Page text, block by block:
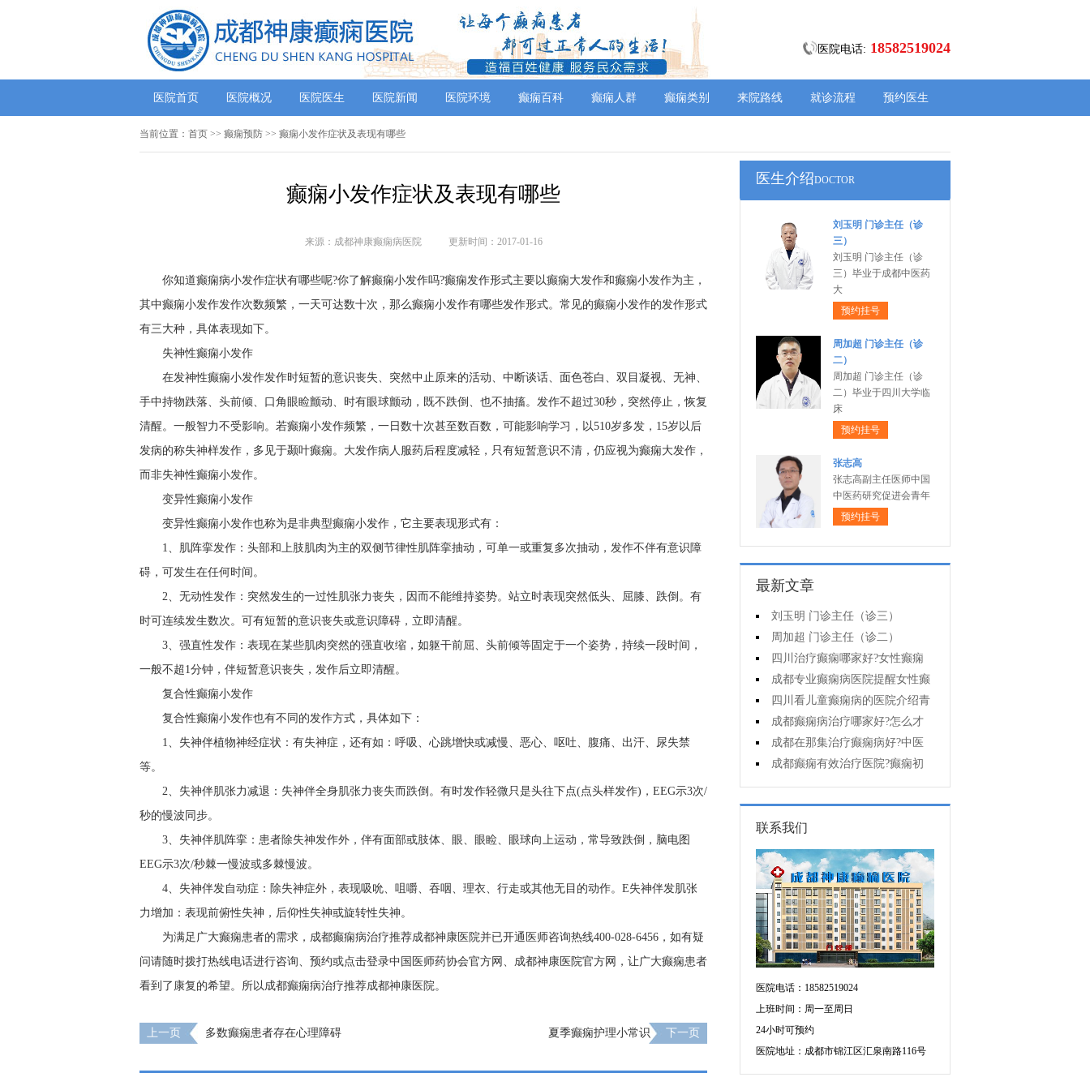
医院电话: 18582519024
医院首页 医院概况 医院医生 医院新闻 医院环境 癫痫百科 癫痫人群 癫痫类别 来院路线 就诊流程 预约医生
当前位置： 首页 >> 癫痫预防 >> 癫痫小发作症状及表现有哪些
癫痫小发作症状及表现有哪些
来源：成都神康癫痫病医院 更新时间：2017-01-16
你知道癫痫病小发作症状有哪些呢?你了解癫痫小发作吗?癫痫发作形式主要以癫痫大发作和癫痫小发作为主，
其中癫痫小发作发作次数频繁，一天可达数十次，那么癫痫小发作有哪些发作形式。常见的癫痫小发作的发作形式
有三大种，具体表现如下。
失神性癫痫小发作
在发神性癫痫小发作发作时短暂的意识丧失、突然中止原来的活动、中断谈话、面色苍白、双目凝视、无神、
手中持物跌落、头前倾、口角眼睑颤动、时有眼球颤动，既不跌倒、也不抽搐。发作不超过30秒，突然停止，恢复
清醒。一般智力不受影响。若癫痫小发作频繁，一日数十次甚至数百数，可能影响学习，以510岁多发，15岁以后
发病的称失神样发作，多见于颞叶癫痫。大发作病人服药后程度减轻，只有短暂意识不清，仍应视为癫痫大发作，
而非失神性癫痫小发作。
变异性癫痫小发作
变异性癫痫小发作也称为是非典型癫痫小发作，它主要表现形式有：
1、肌阵挛发作：头部和上肢肌肉为主的双侧节律性肌阵挛抽动，可单一或重复多次抽动，发作不伴有意识障
碍，可发生在任何时间。
2、无动性发作：突然发生的一过性肌张力丧失，因而不能维持姿势。站立时表现突然低头、屈膝、跌倒。有
时可连续发生数次。可有短暂的意识丧失或意识障碍，立即清醒。
3、强直性发作：表现在某些肌肉突然的强直收缩，如躯干前屈、头前倾等固定于一个姿势，持续一段时间，
一般不超1分钟，伴短暂意识丧失，发作后立即清醒。
复合性癫痫小发作
复合性癫痫小发作也有不同的发作方式，具体如下：
1、失神伴植物神经症状：有失神症，还有如：呼吸、心跳增快或减慢、恶心、呕吐、腹痛、出汗、尿失禁
等。
2、失神伴肌张力减退：失神伴全身肌张力丧失而跌倒。有时发作轻微只是头往下点(点头样发作)，EEG示3次/
秒的慢波同步。
3、失神伴肌阵挛：患者除失神发作外，伴有面部或肢体、眼、眼睑、眼球向上运动，常导致跌倒，脑电图
EEG示3次/秒棘一慢波或多棘慢波。
4、失神伴发自动症：除失神症外，表现吸吮、咀嚼、吞咽、理衣、行走或其他无目的动作。E失神伴发肌张
力增加：表现前俯性失神，后仰性失神或旋转性失神。
为满足广大癫痫患者的需求，成都癫痫病治疗推荐成都神康医院并已开通医师咨询热线400-028-6456，如有疑
问请随时拨打热线电话进行咨询、预约或点击登录中国医师药协会官方网、成都神康医院官方网，让广大癫痫患者
看到了康复的希望。所以成都癫痫病治疗推荐成都神康医院。
上一页 多数癫痫患者存在心理障碍 夏季癫痫护理小常识 下一页
医生介绍DOCTOR
刘玉明 门诊主任（诊
三）
刘玉明 门诊主任（诊
三）毕业于成都中医药
大
预约挂号
周加超 门诊主任（诊
二）
周加超 门诊主任（诊
二）毕业于四川大学临
床
预约挂号
张志高
张志高副主任医师中国
中医药研究促进会青年
预约挂号
最新文章
刘玉明 门诊主任（诊三）
周加超 门诊主任（诊二）
四川治疗癫痫哪家好?女性癫痫
怎么预防?
成都专业癫痫病医院提醒女性癫
痫患者在经期要注意什么?
四川看儿童癫痫病的医院介绍青
少年癫痫病的病因
成都癫痫病治疗哪家好?怎么才
能诊断孩子是不是得了癫痫?
成都在那集治疗癫痫病好?中医
治疗癫痫病好吗?
成都癫痫有效治疗医院?癫痫初
期怎么治疗?
联系我们
医院电话：18582519024
上班时间：周一至周日
24小时可预约
医院地址：成都市锦江区汇泉南路116号